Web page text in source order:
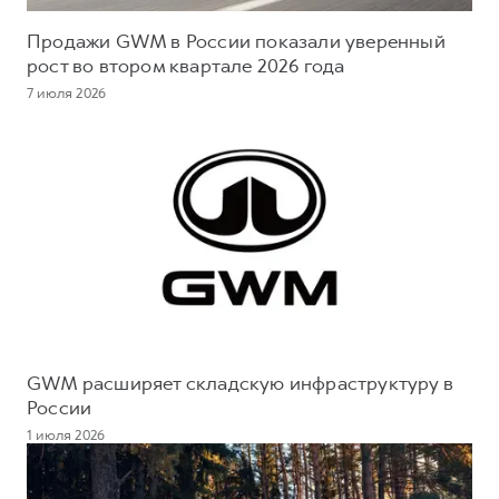
Продажи GWM в России показали уверенный
рост во втором квартале 2026 года
7 июля 2026
GWM расширяет складскую инфраструктуру в
России
1 июля 2026